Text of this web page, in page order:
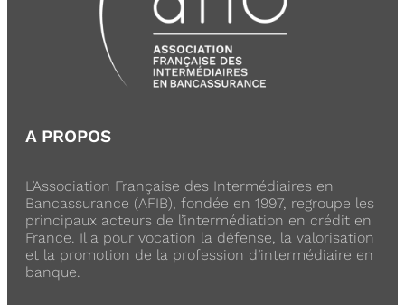
A PROPOS
L’Association Française des Intermédiaires en
Bancassurance (AFIB), fondée en 1997, regroupe les
principaux acteurs de l’intermédiation en crédit en
France. Il a pour vocation la défense, la valorisation
et la promotion de la profession d’intermédiaire en
banque.